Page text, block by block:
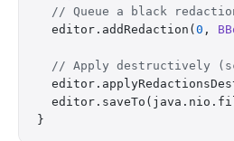
// Queue a black
  editor.addRedaction(
0 ,
// Apply destructively
}